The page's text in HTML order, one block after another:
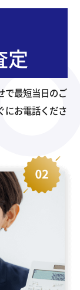
定
で最短当日のご
にお電話くださ